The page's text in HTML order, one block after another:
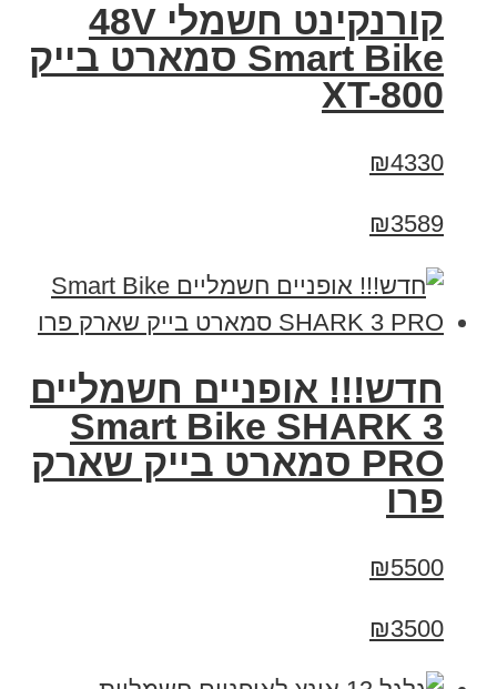
קורנקינט חשמלי 48V
Smart Bike סמארט בייק
XT-800
₪4330
₪3589
חדש!!! אופניים חשמליים
Smart Bike SHARK 3
PRO סמארט בייק שארק
פרו
₪5500
₪3500